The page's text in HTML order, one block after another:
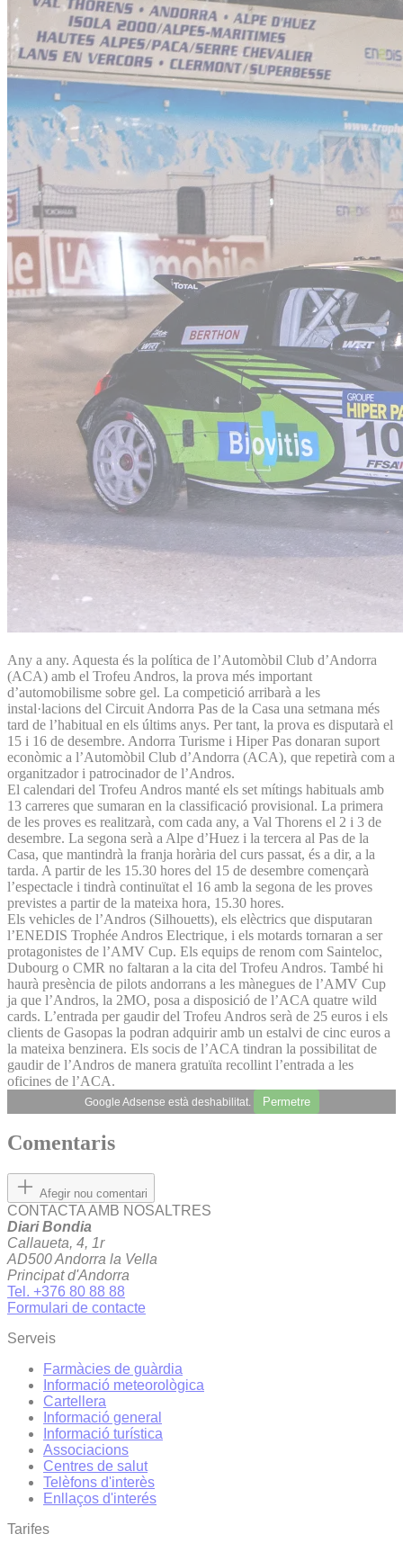
Any a any. Aquesta és la política de l’Automòbil Club d’Andorra
(ACA) amb el Trofeu Andros, la prova més important
d’automobilisme sobre gel. La competició arribarà a les
instal·lacions del Circuit Andorra Pas de la Casa una setmana més
tard de l’habitual en els últims anys. Per tant, la prova es disputarà el
15 i 16 de desembre. Andorra Turisme i Hiper Pas donaran suport
econòmic a l’Automòbil Club d’Andorra (ACA), que repetirà com a
organitzador i patrocinador de l’Andros.
El calendari del Trofeu Andros manté els set mítings habituals amb
13 carreres que sumaran en la classificació provisional. La primera
de les proves es realitzarà, com cada any, a Val Thorens el 2 i 3 de
desembre. La segona serà a Alpe d’Huez i la tercera al Pas de la
Casa, que mantindrà la franja horària del curs passat, és a dir, a la
tarda. A partir de les 15.30 hores del 15 de desembre començarà
l’espectacle i tindrà continuïtat el 16 amb la segona de les proves
previstes a partir de la mateixa hora, 15.30 hores.
Els vehicles de l’Andros (Silhouetts), els elèctrics que disputaran
l’ENEDIS Trophée Andros Electrique, i els motards tornaran a ser
protagonistes de l’AMV Cup. Els equips de renom com Sainteloc,
Dubourg o CMR no faltaran a la cita del Trofeu Andros. També hi
haurà presència de pilots andorrans a les mànegues de l’AMV Cup
ja que l’Andros, la 2MO, posa a disposició de l’ACA quatre wild
cards. L’entrada per gaudir del Trofeu Andros serà de 25 euros i els
clients de Gasopas la podran adquirir amb un estalvi de cinc euros a
la mateixa benzinera. Els socis de l’ACA tindran la possibilitat de
gaudir de l’Andros de manera gratuïta recollint l’entrada a les
oficines de l’ACA.
Google Adsense està deshabilitat. Permetre
Comentaris
Afegir nou comentari
CONTACTA AMB NOSALTRES
Diari Bondia
Callaueta, 4, 1r
AD500 Andorra la Vella
Principat d'Andorra
Tel. +376 80 88 88
Formulari de contacte
Serveis
Farmàcies de guàrdia
Informació meteorològica
Cartellera
Informació general
Informació turística
Associacions
Centres de salut
Telèfons d'interès
Enllaços d'interés
Tarifes